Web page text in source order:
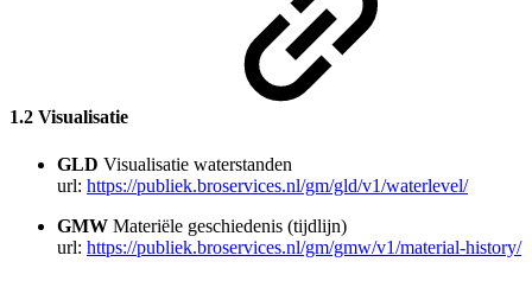
1.2 Visualisatie
GLD Visualisatie waterstanden
url: https://publiek.broservices.nl/gm/gld/v1/waterlevel/
GMW Materiële geschiedenis (tijdlijn)
url: https://publiek.broservices.nl/gm/gmw/v1/material-history/